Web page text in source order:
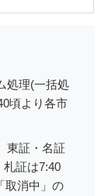
処理(一括処
頃より各市
東証・名証
札証は7:40
取消中」の